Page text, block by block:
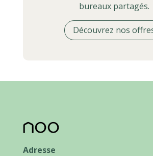
bureaux partagés.
Découvrez nos
Adresse